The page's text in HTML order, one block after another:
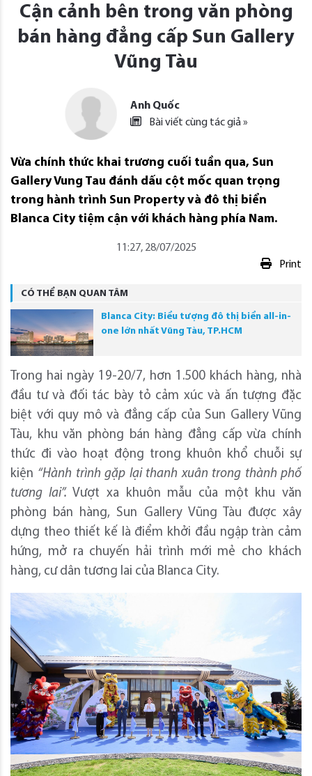
Cận cảnh bên trong văn phòng
bán hàng đẳng cấp Sun Gallery
Vũng Tàu
Anh Quốc
Bài viết cùng tác giả »
Vừa chính thức khai trương cuối tuần qua, Sun
Gallery Vung Tau đánh dấu cột mốc quan trọng
trong hành trình Sun Property và đô thị biển
Blanca City tiệm cận với khách hàng phía Nam.
11:27, 28/07/2025
Print
CÓ THỂ BẠN QUAN TÂM
Blanca City: Biểu tượng đô thị biển all-in-
one lớn nhất Vũng Tàu, TP.HCM
Trong hai ngày 19-20/7, hơn 1.500 khách hàng, nhà
đầu tư và đối tác bày tỏ cảm xúc và ấn tượng đặc
biệt với quy mô và đẳng cấp của Sun Gallery Vũng
Tàu, khu văn phòng bán hàng đẳng cấp vừa chính
thức đi vào hoạt động trong khuôn khổ chuỗi sự
kiện “Hành trình gặp lại thanh xuân trong thành phố
tương lai”.Vượt xa khuôn mẫu của một khu văn
phòng bán hàng, Sun Gallery Vũng Tàu được xây
dựng theo thiết kế là điểm khởi đầu ngập tràn cảm
hứng, mở ra chuyến hải trình mới mẻ cho khách
hàng, cư dân tương lai của Blanca City.